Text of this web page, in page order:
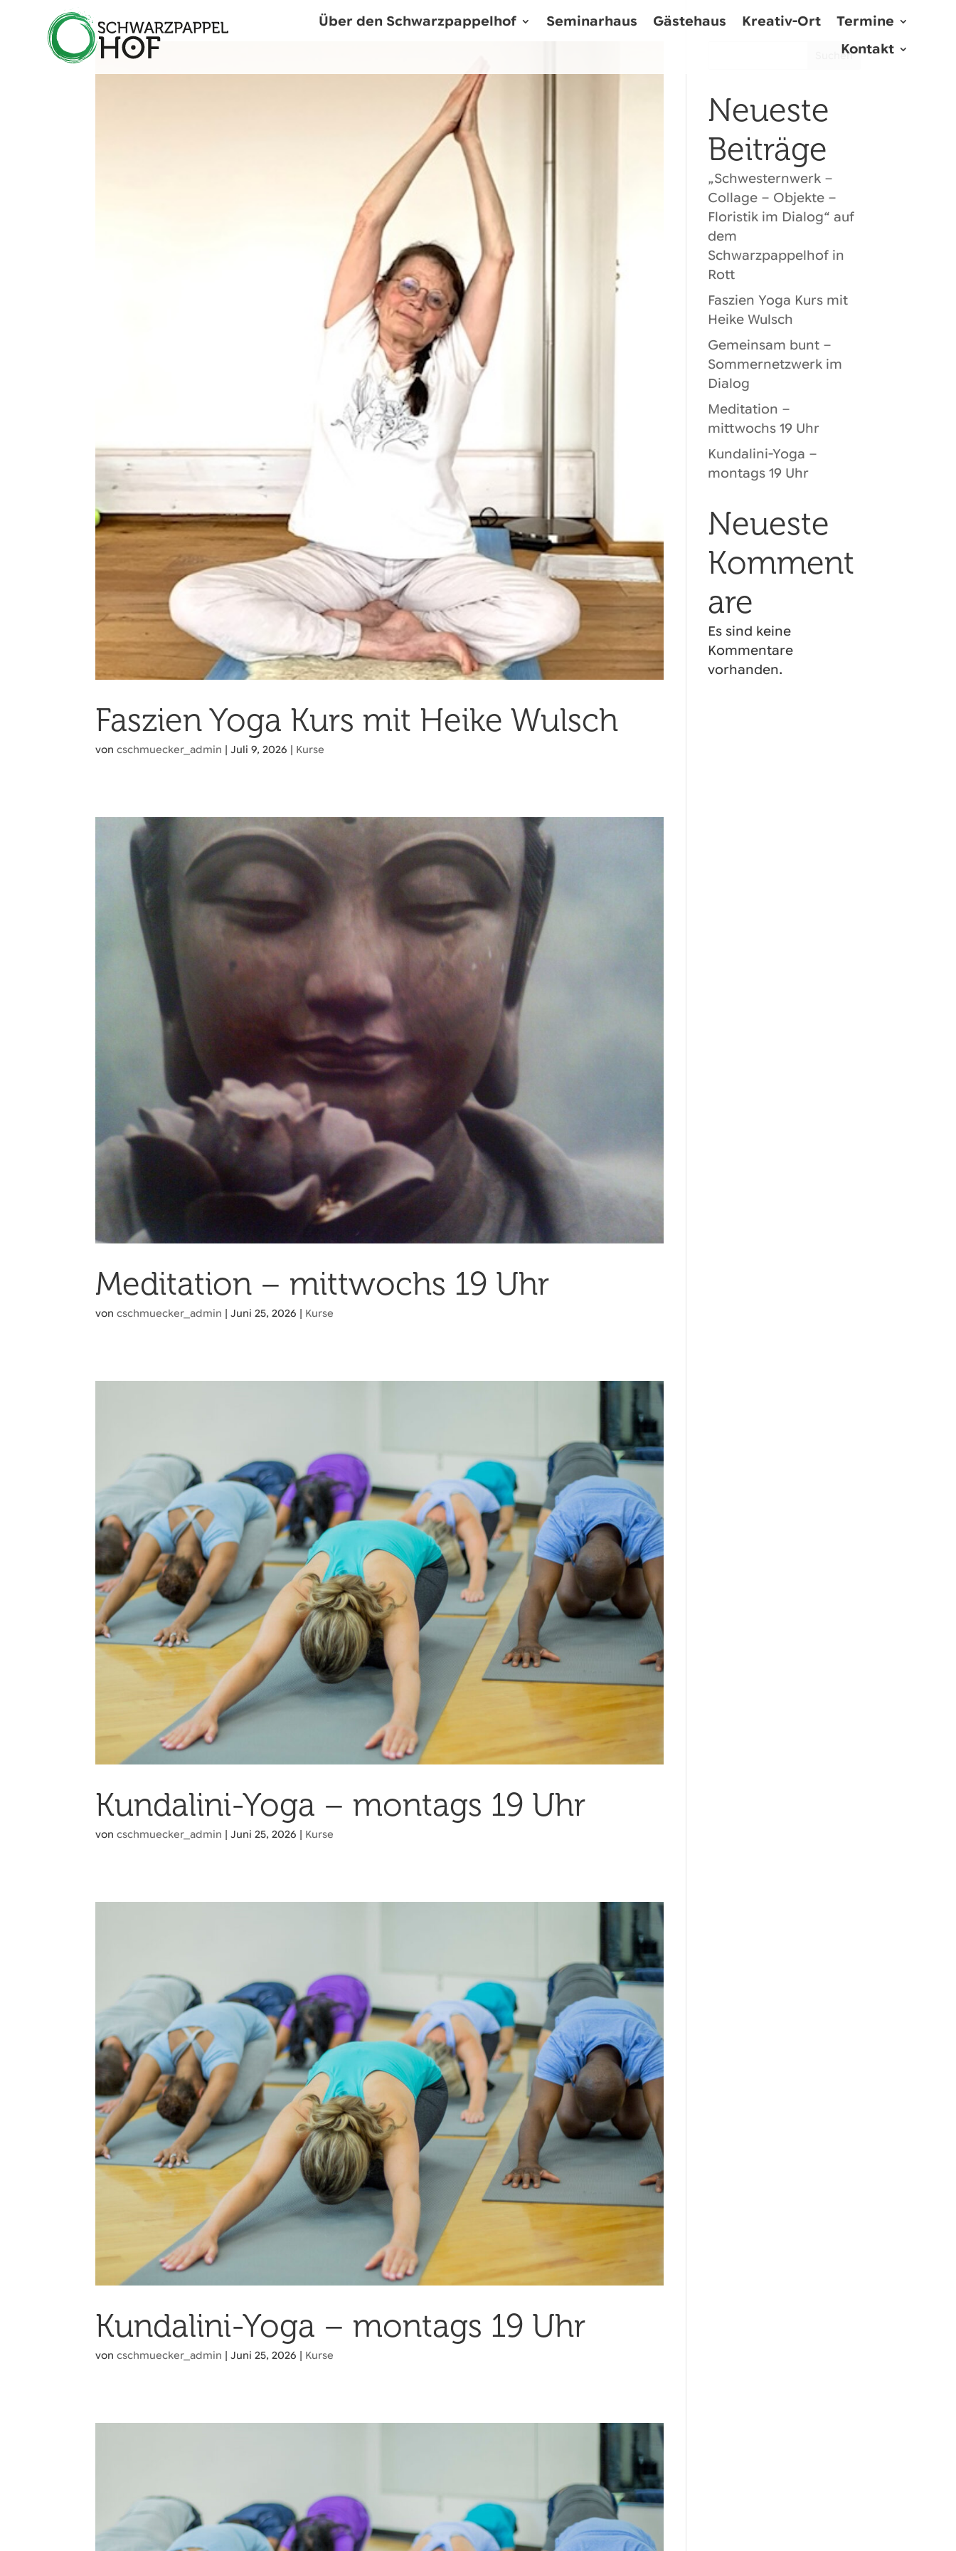
Über den Schwarzpappelhof Seminarhaus Gästehaus Kreativ-Ort
Termine
Kontakt
Faszien Yoga Kurs mit Heike Wulsch
voncschmuecker_admin |Juli 9, 2026 | Kurse
Meditation – mittwochs 19 Uhr
voncschmuecker_admin |Juni 25, 2026 | Kurse
Kundalini-Yoga – montags 19 Uhr
voncschmuecker_admin |Juni 25, 2026 | Kurse
Kundalini-Yoga – montags 19 Uhr
voncschmuecker_admin |Juni 25, 2026 Kurse
Suchen
Neueste
Beiträge
„Schwesternwerk –
Collage – Objekte –
Floristik im Dialog“ auf
dem
Schwarzpappelhof in
Rott
Faszien Yoga Kurs mit
Heike Wulsch
Gemeinsam bunt –
Sommernetzwerk im
Dialog
Meditation –
mittwochs 19 Uhr
Kundalini-Yoga –
montags 19 Uhr
Neueste
Komment
are
Es sind keine
Kommentare
vorhanden.